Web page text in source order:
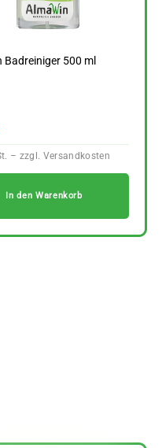
Badreiniger 500 ml
In den Warenkorb